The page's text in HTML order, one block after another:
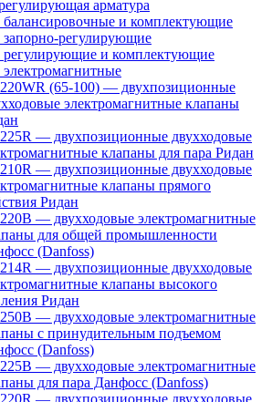
арматура
и комплектующие
регулирующие
и комплектующие
(65-100) — двухпозиционные
электромагнитные клапаны
— двухпозиционные двухходовые
клапаны для пара Ридан
— двухпозиционные двухходовые
клапаны прямого
Ридан
— двухходовые электромагнитные
для общей промышленности
(Danfoss)
— двухпозиционные двухходовые
клапаны высокого
Ридан
— двухходовые электромагнитные
с принудительным подъемом
(Danfoss)
— двухходовые электромагнитные
для пара Данфосс (Danfoss)
— двухпозиционные двухходовые